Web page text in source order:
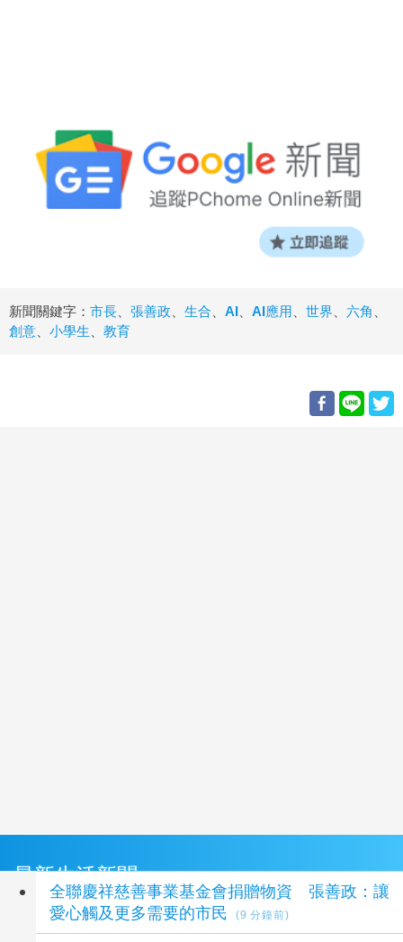
新聞關鍵字： 市長 張善政 生合 AI AI應用 世界 六角
創意
小學生 教育
最新生活新聞
全聯慶祥慈善事業基金會捐贈物資 張善政：讓
愛心觸及更多需要的市民
(9 分鐘前)